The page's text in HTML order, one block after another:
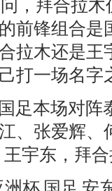
，拜合拉
前锋组合是
拉木还是王
打一场名字
足本场对阵
、张爱辉、
宇东，拜